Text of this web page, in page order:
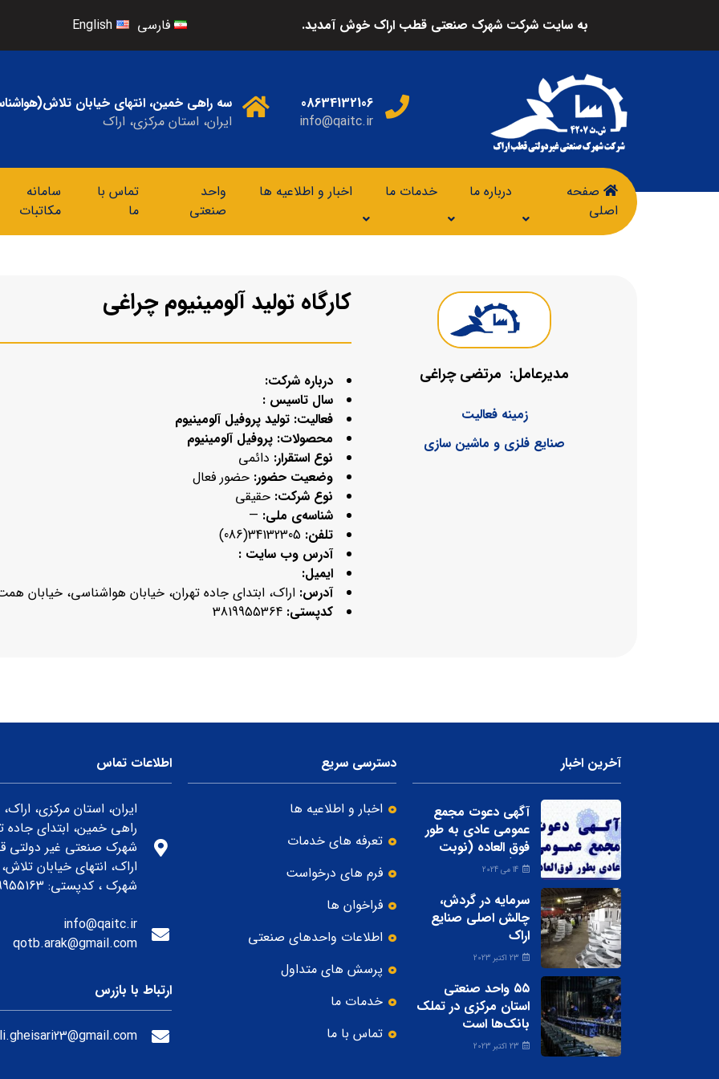
به سایت شرکت شهرک صنعتی قطب اراک خوش آمدید. فارسی English
08634132106
info@qaitc.ir
سه راهی خمین، انتهای خیابان
ایران، استان مرکزی، اراک
صفحه
اصلی
درباره ما خدمات ما اخبار و اطلاعیه ها
واحد
صنعتی
تماس با
ما
سامانه
مکاتبات
مدیرعامل: مرتضی چراغی
زمینه فعالیت
صنایع فلزی و ماشین سازی
کارگاه تولید آلومینیوم چراغی
درباره شرکت:
سال تاسیس :
فعالیت: تولید پروفیل آلومینیوم
محصولات: پروفیل آلومینیوم
نوع استقرار: دائمی
وضعیت حضور: حضور فعال
نوع شرکت: حقیقی
شناسه‌ی ملی: —
تلفن:
آدرس وب سایت :
ایمیل:
آدرس: اراک، ابتدای جاده تهران، خیابان هواشناسی، خیابان
کدپستی:
آخرین اخبار
آگهی دعوت مجمع
عمومی عادی به طور
فوق العاده (نوبت
اول)
14 می 2024
سرمایه در گردش،
چالش اصلی صنایع
اراک
23 اکتبر 2023
۵۵ واحد صنعتی
استان مرکزی در تملک
بانک‌ها است
23 اکتبر 2023
دسترسی سریع
اخبار و اطلاعیه ها
تعرفه های خدمات
فرم های درخواست
فراخوان ها
اطلاعات واحدهای صنعتی
پرسش های متداول
خدمات ما
تماس با ما
اطلاعات تماس
ایران، استان مرکزی،
راهی خمین، ابتدای جاده
شهرک صنعتی غیر
اراک، انتهای خیابان
شهرک ، کدپستی: 3819955163
info@qaitc.ir
qotb.arak@gmail.com
ارتباط با بازرس